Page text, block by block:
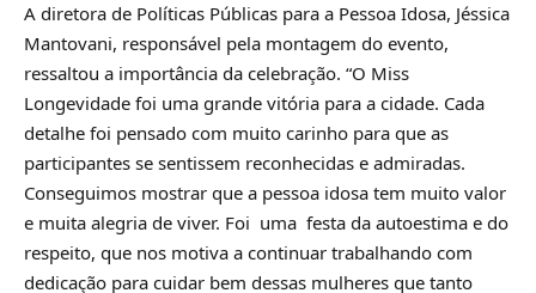
A diretora de Políticas Públicas para a Pessoa Idosa, Jéssica
Mantovani, responsável pela montagem do evento,
ressaltou a importância da celebração. “O Miss
Longevidade foi uma grande vitória para a cidade. Cada
detalhe foi pensado com muito carinho para que as
participantes se sentissem reconhecidas e admiradas.
Conseguimos mostrar que a pessoa idosa tem muito valor
e muita alegria de viver. Foi uma festa da autoestima e do
respeito, que nos motiva a continuar trabalhando com
dedicação para cuidar bem dessas mulheres que tanto